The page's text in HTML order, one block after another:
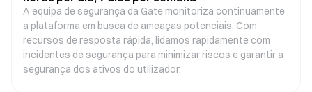
A equipa de segurança da Gate monitoriza continuamente
a plataforma em busca de ameaças potenciais. Com
recursos de resposta rápida, lidamos rapidamente com
incidentes de segurança para minimizar riscos e garantir a
segurança dos ativos do utilizador.